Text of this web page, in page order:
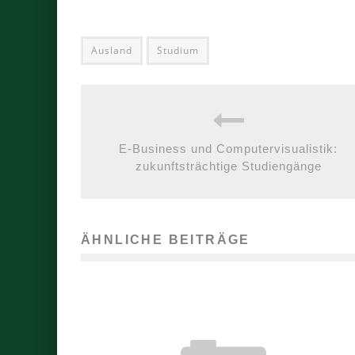
Ausland Studium
E-Business und Computervisualistik:
zukunftsträchtige Studiengänge
ÄHNLICHE BEITRÄGE